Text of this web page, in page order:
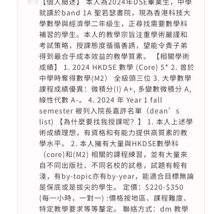
就讀於band 1A 聖若瑟書院，現為香港科技大
學數學與經濟學二年級生，正尋找需要數學科
補習的學生。本人的教學宗旨注重學術嚴謹和
考試策略，授課態度循循善誘，望能令貴子弟
得到最合乎成本效益的教學質素。 【相關學術
成績】 1. 2024 HKDSE 數學 (Core) 5* 2. 曾於
中學時奪得數學(M2） 全級頭三位 3. 大學數學
課程成績優異：微積分(I) A+, 多變數微積分 A,
線性代數 A-。 4. 2024 年 Year 1 fall
semester 被列入院長嘉許名單（dean’s
list) 【為什麼要找我授課呢？】 1. 本人上述學
術成績理想，有資格和有能力提供高質素的教
學水平。 2. 本人擁有大量與HKDSE數學科
（core)和(M2) 相關的課程練習，並有大量來
自不同出版社、不同名校的試卷，試題有輕有
淺，有by-topic亦有by-year，能適合目標無論
是保底或是拔尖的學生。 定價：$220-$350
(每一小時，一對一) :價格按地區、課程難度、
特定教學要求等等釐定。 聯絡方式：dm 教學